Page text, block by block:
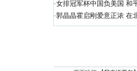
·女排冠军杯中国负美国 和
·郭晶晶霍启刚爱意正浓 在